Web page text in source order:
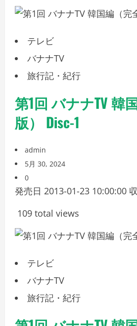
テレビ
バナナTV
旅行記・紀行
第1回 バナナTV 韓
版） Disc-1
admin
5月 30, 2024
0
発売日 2013-01-23 10:00:00
109 total views
テレビ
バナナTV
旅行記・紀行